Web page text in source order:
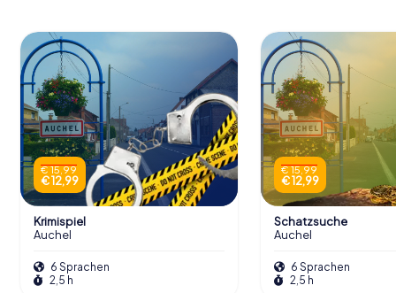
€ 15,99
€ 12,99
Krimispiel
Auchel
6 Sprachen
2,5 h
€ 15,99
€ 12,99
Schatzsuche
Auchel
6 Sprachen
2,5 h